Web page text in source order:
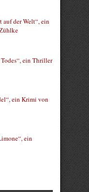
auf der Welt“, ein
ein Thriller
ein Krimi von
ein